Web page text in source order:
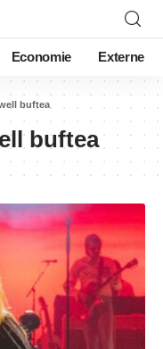
Economie Externe
buftea
buftea